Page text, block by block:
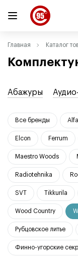
Главная Каталог
Абажуры
Все бренды
Elcon Ferrum
Maestro Woods
Radiotehnika
SVT Tikkurila
Wood Country
Рубцовское литье
Финно-угорские
ВЕРНУТЬСЯ
ВЕРНУТЬСЯ